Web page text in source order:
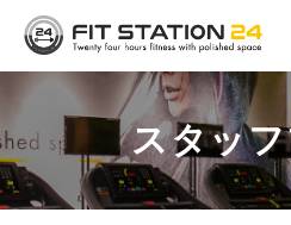
スタッ